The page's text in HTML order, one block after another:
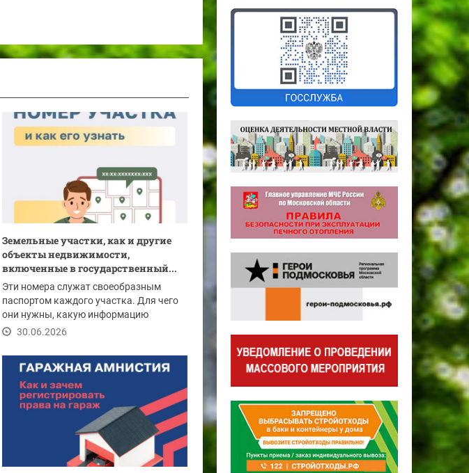
Земельные участки, как и другие
объекты недвижимости,
включенные в государственный...
Эти номера служат своеобразным
паспортом каждого участка. Для чего
они нужны, какую информацию
содержат и как...
30.06.2026